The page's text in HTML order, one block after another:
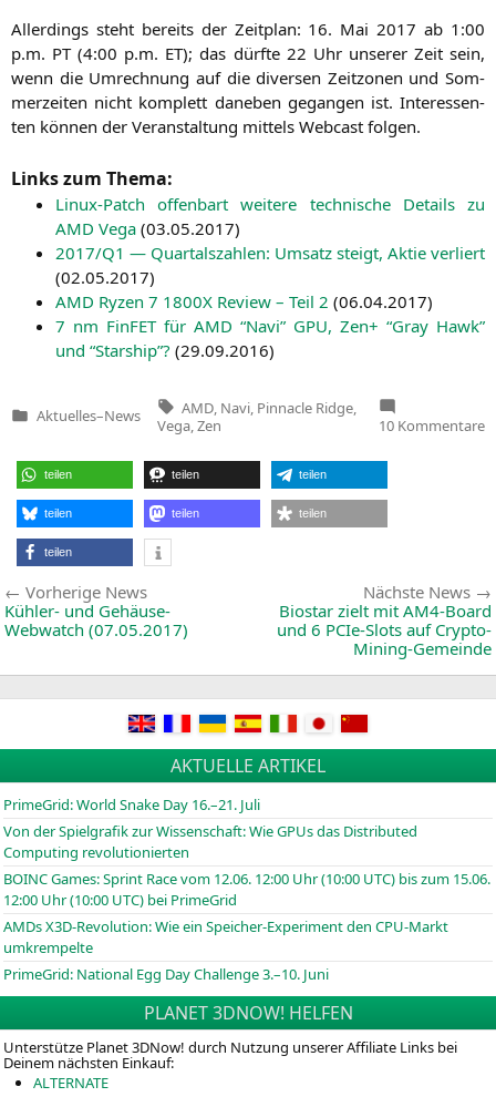
Aller­dings steht bereits der Zeit­plan: 16. Mai 2017 ab 1:00
p.m. PT(4:00 p.m. ET); das dürf­te 22 Uhr unse­rer Zeit sein,
wenn die Umrech­nung auf die diver­sen Zeit­zo­nen und Som­
mer­zei­ten nicht kom­plett dane­ben gegan­gen ist. Inter­es­sen­
ten kön­nen der Ver­an­stal­tung mit­tels Web­cast folgen.
Links zum Thema:
Linux-Patch offen­bart wei­te­re tech­ni­sche Details zu
AMD Vega (03.05.2017)
2017/Q1 — Quar­tals­zah­len: Umsatz steigt, Aktie ver­liert
(02.05.2017)
AMD Ryzen 7 1800X Review – Teil 2 (06.04.2017)
7 nm Fin­FET für AMD “Navi” GPU, Zen+ “Gray Hawk”
und “Star­ship”? (29.09.2016)
Veröffentlicht
Aktuelles–News
Tags:
AMD Navi Pinnacle Ridge
Vega, Zen 10 Kommentare
teilen teilen teilen
teilen teilen teilen
teilen
Beitragsnavigation
Vorherige NewsVorherige
News:
Kühler- und Gehäuse-
Webwatch (07.05.2017)
Nächste News
Biostar zielt mit AM4-Board
und 6 PCIe-Slots auf Crypto-
Mining-Gemeinde
AKTUELLE ARTIKEL
PrimeGrid: World Snake Day 16.–21. Juli
Von der Spielgrafik zur Wissenschaft: Wie GPUs das Distributed
Computing revolutionierten
BOINCGames: Sprint Race vom 12.06. 12:00 Uhr (10:00 UTC) bis zum 15.06.
12:00 Uhr (10:00 UTC) bei PrimeGrid
AMDs X3D-Revolution: Wie ein Speicher-Experiment den CPU-Markt
umkrempelte
PrimeGrid: National Egg Day Challenge 3.–10. Juni
PLANET 3DNOW! HELFEN
Unterstütze Planet 3DNow! durch Nutzung unserer Affiliate Links bei
Deinem nächsten Einkauf:
ALTERNATE